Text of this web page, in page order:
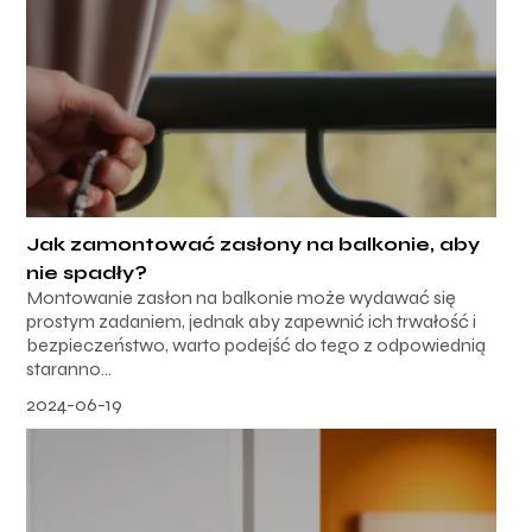
Jak zamontować zasłony na balkonie, aby
nie spadły?
Montowanie zasłon na balkonie może wydawać się
prostym zadaniem, jednak aby zapewnić ich trwałość i
bezpieczeństwo, warto podejść do tego z odpowiednią
staranno...
2024-06-19